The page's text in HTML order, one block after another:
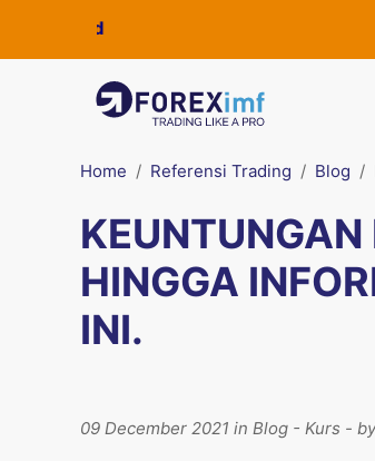
Home Referensi Trading Blog
HINGGA
INI.
09 December 2021 in Blog - Kurs -